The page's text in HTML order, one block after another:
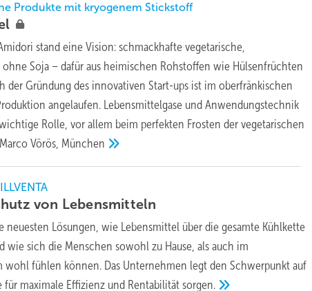
Produkte mit kryogenem Stickstoff
stand eine Vision: schmackhafte vegetarische,
Soja – dafür aus heimischen Rohstoffen wie Hülsenfrüchten
der Gründung des innovativen Start-ups ist im oberfränkischen
angelaufen. Lebensmittelgase und Anwendungstechnik
Rolle, vor allem beim perfekten Frosten der vegetarischen
Marco Vörös, München
von Lebensmitteln
neuesten Lösungen, wie Lebensmittel über die gesamte Kühlkette
wie sich die Menschen sowohl zu Hause, als auch im
fühlen können. Das Unternehmen legt den Schwerpunkt auf
für maximale Effizienz und Rentabilitätsorgen.